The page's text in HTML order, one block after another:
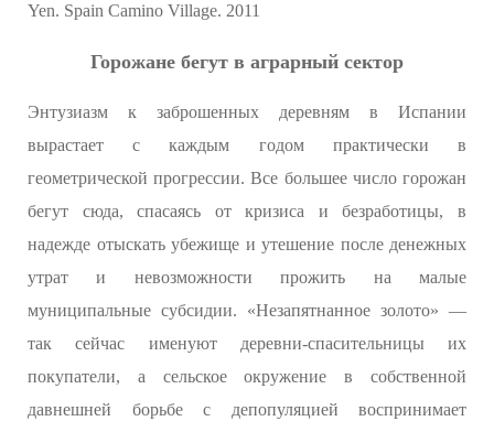
Yen. Spain Camino Village. 2011
Горожане бегут в аграрный сектор
Энтузиазм к заброшенных деревням в Испании
вырастает с каждым годом практически в
геометрической прогрессии. Все большее число горожан
бегут сюда, спасаясь от кризиса и безработицы, в
надежде отыскать убежище и утешение после денежных
утрат и невозможности прожить на малые
муниципальные субсидии. «Незапятнанное золото» —
так сейчас именуют деревни-спасительницы их
покупатели, а сельское окружение в собственной
давнешней борьбе с депопуляцией воспринимает